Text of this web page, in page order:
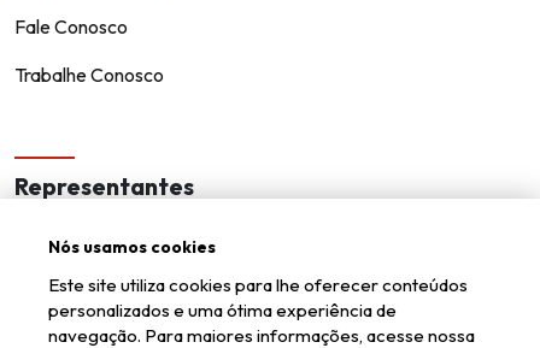
Fale Conosco
Trabalhe Conosco
Representantes
Seja um representante
Nós usamos cookies
Este site utiliza cookies para lhe oferecer conteúdos
personalizados e uma ótima experiência de
navegação. Para maiores informações, acesse nossa